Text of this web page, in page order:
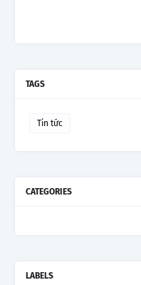
TAGS
Tin tức
CATEGORIES
LABELS